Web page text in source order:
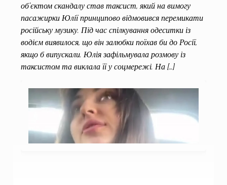
об’єктом скандалу став таксист, який на вимогу
пасажирки Юлії принципово відмовився перемикати
російську музику. Під час спілкування одеситки із
водієм виявилося, що він залюбки поїхав би до Росії,
якщо б випускали. Юлія зафільмувала розмову із
таксистом та виклала її у соцмережі. На […]